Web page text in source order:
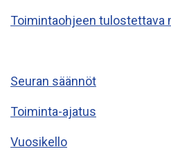
Toimintaohjeen tulostettava
Seuran säännöt
Toiminta-ajatus
Vuosikello